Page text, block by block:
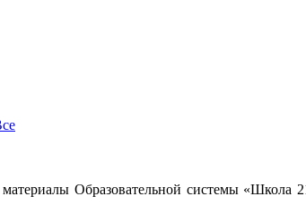
Образовательной системы «Школа